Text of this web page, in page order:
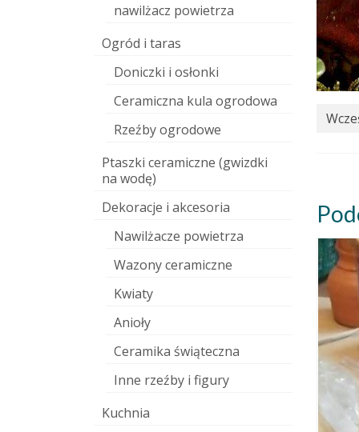
nawilżacz powietrza
Ogród i taras
Doniczki i osłonki
Ceramiczna kula ogrodowa
Rzeźby ogrodowe
Ptaszki ceramiczne (gwizdki
na wodę)
Dekoracje i akcesoria
Nawilżacze powietrza
Wazony ceramiczne
Kwiaty
Anioły
Ceramika świąteczna
Inne rzeźby i figury
Kuchnia